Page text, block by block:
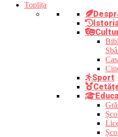
Toplița
Sport